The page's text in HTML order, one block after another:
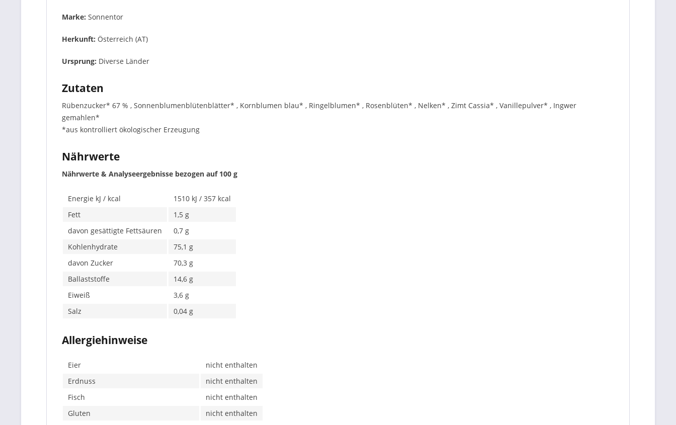
Marke: Sonnentor
Herkunft: Österreich (AT)
Ursprung: Diverse Länder
Zutaten
Rübenzucker* 67 % , Sonnenblumenblütenblätter* , Kornblumen blau* , Ringelblumen* , Rosenblüten* , Nelken* , Zimt Cassia* , Vanillepulver* , Ingwer
gemahlen*
*aus kontrolliert ökologischer Erzeugung
Nährwerte
Nährwerte & Analyseergebnisse bezogen auf 100 g
Energie kJ / kcal
1510 kJ / 357 kcal
Fett
1,5 g
davon gesättigte Fettsäuren
0,7 g
Kohlenhydrate
75,1 g
davon Zucker
70,3 g
Ballaststoffe
14,6 g
Eiweiß
3,6 g
Salz
0,04 g
Allergiehinweise
Eier
nicht enthalten
Erdnuss
nicht enthalten
Fisch
nicht enthalten
Gluten
nicht enthalten